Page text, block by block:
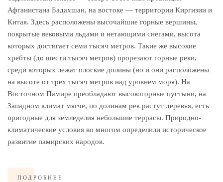
Афганистана Бадахшан, на востоке — территории Киргизии и
Китая. Здесь расположены высочайшие горные вершины,
покрытые вековыми льдами и нетающими снегами, высота
которых достигает семи тысяч метров. Такие же высокие
хребты (до шести тысяч метров) прорезают горные реки,
среди которых лежат плоские долины (но и они расположены
на высоте от трех тысяч метров над уровнем моря). На
Восточном Памире преобладают высокогорные пустыни, на
Западном климат мягче, по долинам рек растут деревья, есть
пригодные для земледелия небольшие террасы. Природно-
климатические условия во многом определили историческое
развитие памирских народов.
ПОДРОБНЕЕ